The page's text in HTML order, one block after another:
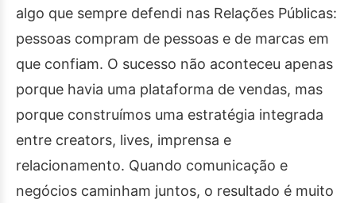
algo que sempre defendi nas Relações Públicas:
pessoas compram de pessoas e de marcas em
que confiam. O sucesso não aconteceu apenas
porque havia uma plataforma de vendas, mas
porque construímos uma estratégia integrada
entre creators, lives, imprensa e
relacionamento. Quando comunicação e
negócios caminham juntos, o resultado é muito